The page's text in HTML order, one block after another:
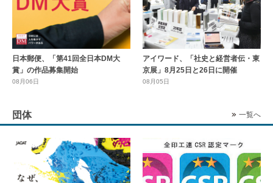
日本郵便、「第41回全日本DM大
賞」の作品募集開始
08月06日
アイワード、「社史と経営者伝・東
京展」8月25日と26日に開催
08月05日
団体 一覧へ